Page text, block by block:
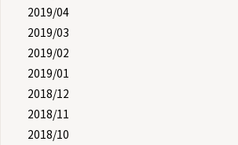
2019/04
2019/03
2019/02
2019/01
2018/12
2018/11
2018/10